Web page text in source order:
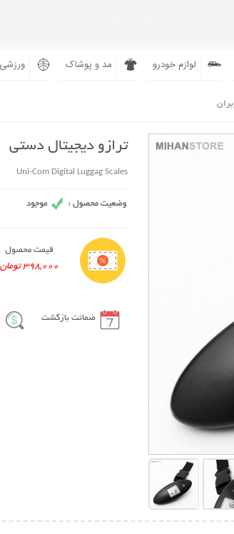
لوازم خودرو مد و پوشاک
ترازو دیجیتال دستی
Uni-Com Digital Luggag Scales
قیمت محصول
398,000 تومان
ضمانت بازگشت